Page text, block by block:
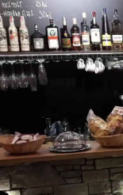
Bazény jsou
koupališti začíná